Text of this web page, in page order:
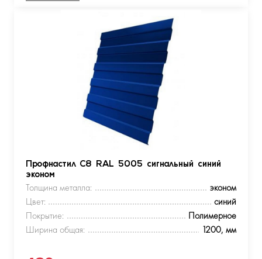
Профнастил С8 RAL 5005 сигнальный синий
эконом
Толщина металла:
эконом
Цвет:
синий
Покрытие:
Полимерное
Ширина общая:
1200, мм